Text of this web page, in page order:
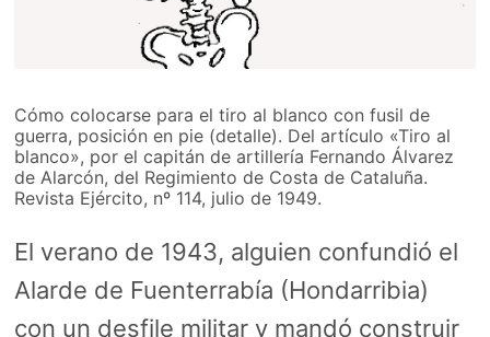
Cómo colocarse para el tiro al blanco con fusil de
guerra, posición en pie (detalle). Del artículo «Tiro al
blanco», por el capitán de artillería Fernando Álvarez
de Alarcón, del Regimiento de Costa de Cataluña.
Revista Ejército, nº 114, julio de 1949.
El verano de 1943, alguien confundió el
Alarde de Fuenterrabía (Hondarribia)
con un desfile militar y mandó construir